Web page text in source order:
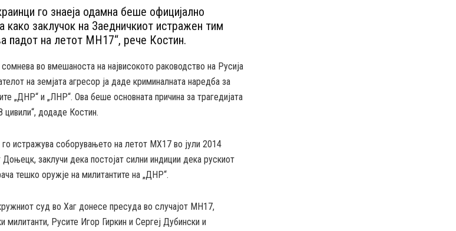
го знаеја одамна беше официјално
како заклучок на Заедничкиот истражен тим
падот на летот MH17“, рече Костин.
во вмешаноста на највисокото раководство на Русија
на земјата агресор ја даде криминалната наредба за
„ДНР“ и „ЛНР“. Ова беше основната причина за трагедијата
додаде Костин.
истражува соборувањето на летот МХ17 во јули 2014
заклучи дека постојат силни индиции дека рускиот
тешко оружје на милитантите на „ДНР“.
суд во Хаг донесе пресуда во случајот MH17,
милитанти, Русите Игор Гиркин и Сергеј Дубински и